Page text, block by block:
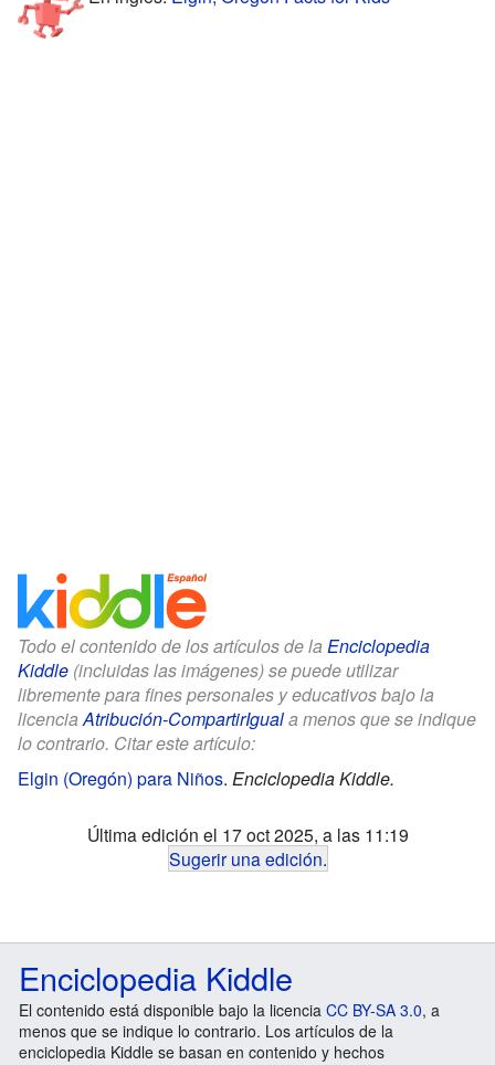
Todo el contenido de los artículos de la Enciclopedia
Kiddle (incluidas las imágenes) se puede utilizar
libremente para fines personales y educativos bajo la
licenciaAtribución-CompartirIguala menos que se indique
lo contrario. Citar este artículo:
Elgin (Oregón) para Niños. Enciclopedia Kiddle.
Última edición el 17 oct 2025, a las 11:19
Sugerir una edición.
Enciclopedia Kiddle
El contenido está disponible bajo la licencia CC BY-SA 3.0, a
menos que se indique lo contrario. Los artículos de la
enciclopedia Kiddle se basan en contenido y hechos